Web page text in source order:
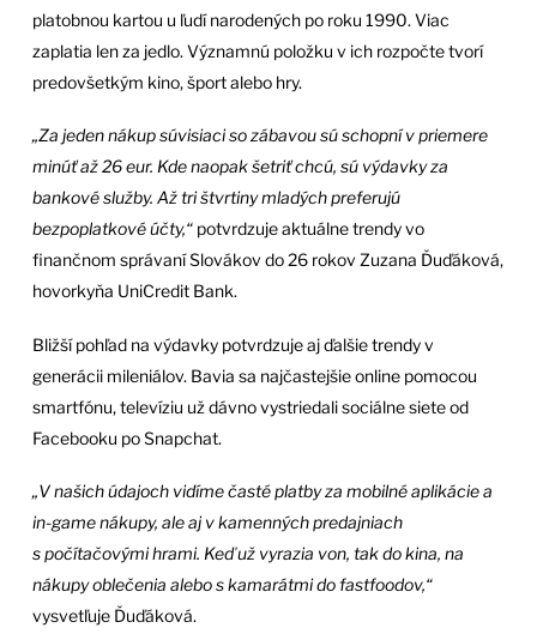
platobnou kartou u ľudí narodených po roku 1990. Viac
zaplatia len za jedlo. Významnú položku v ich rozpočte tvorí
predovšetkým kino, šport alebo hry.
„Za jeden nákup súvisiaci so zábavou sú schopní v priemere
minúť až 26 eur. Kde naopak šetriť chcú, sú výdavky za
bankové služby. Až tri štvrtiny mladých preferujú
bezpoplatkové účty,“potvrdzuje aktuálne trendy vo
finančnom správaní Slovákov do 26 rokov Zuzana Ďuďáková,
hovorkyňa UniCredit Bank.
Bližší pohľad na výdavky potvrdzuje aj ďalšie trendy v
generácii mileniálov. Bavia sa najčastejšie online pomocou
smartfónu, televíziu už dávno vystriedali sociálne siete od
Facebooku po Snapchat.
„V našich údajoch vidíme časté platby za mobilné aplikácie a
in-game nákupy, ale aj v kamenných predajniach
s počítačovými hrami. Keď už vyrazia von, tak do kina, na
nákupy oblečenia alebo s kamarátmi do fastfoodov,“
vysvetľuje Ďuďáková.